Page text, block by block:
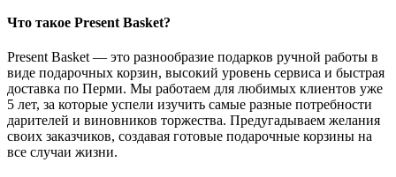
Что такое Present Basket?
Present Basket — это разнообразие подарков ручной работы в
виде подарочных корзин, высокий уровень сервиса и быстрая
доставка по Перми. Мы работаем для любимых клиентов уже
5 лет, за которые успели изучить самые разные потребности
дарителей и виновников торжества. Предугадываем желания
своих заказчиков, создавая готовые подарочные корзины на
все случаи жизни.